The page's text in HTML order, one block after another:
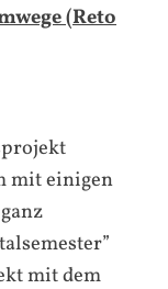
(Reto
mit einigen
mit dem